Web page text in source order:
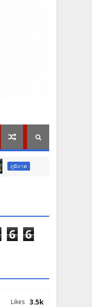
บันเทิง
6 6
3.5k
Likes